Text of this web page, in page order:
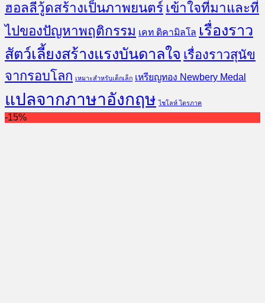
ฮอลลีวู้ดสร้างเป็นภาพยนตร์ เข้าใจที่มาและที่
ไปของปัญหาพฤติกรรม เคท ดิคามิลโล เรื่องราว
สัตว์เลี้ยงสร้างแรงบันดาลใจ เรื่องราวสุนัข
จากรอบโลก เหมาะสำหรับเด็กเล็ก เหรียญทอง Newbery Medal
แปลจากภาษาอังกฤษ ไชโลห์ ไตรภาค
-15%